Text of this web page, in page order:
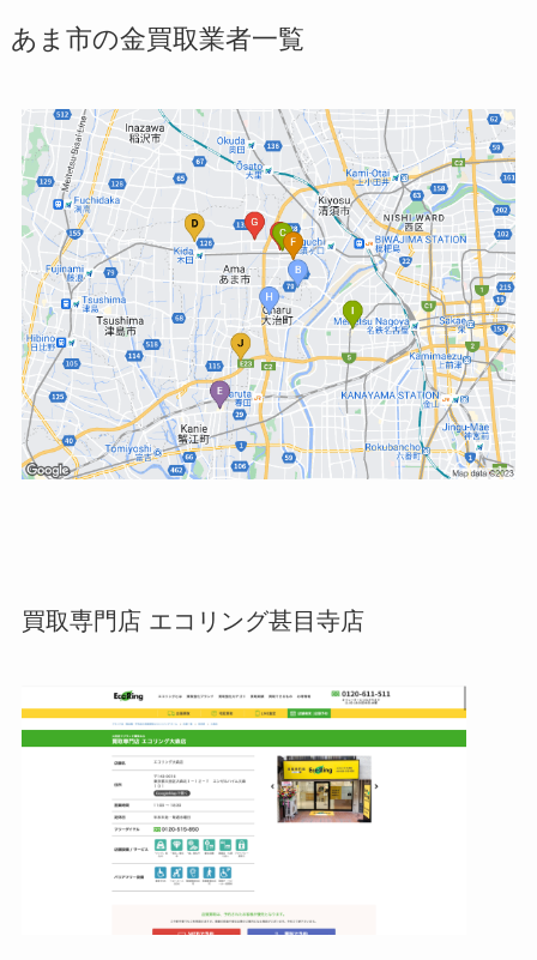
あま市の金買取業者一覧
買取専門店 エコリング甚目寺店